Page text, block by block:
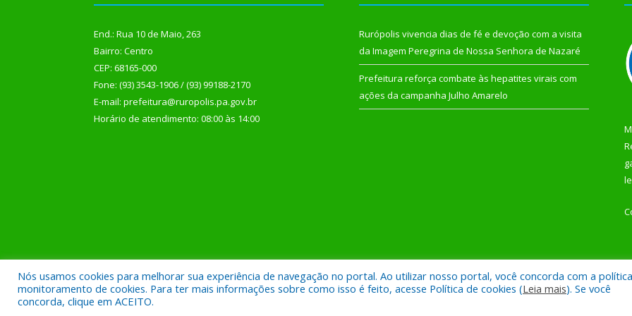
End.: Rua 10 de Maio, 263
Bairro: Centro
CEP: 68165-000
Fone: (93) 3543-1906 / (93) 99188-2170
E-mail: prefeitura@ruropolis.pa.gov.br
Horário de atendimento: 08:00 às 14:00
Rurópolis vivencia dias de fé e devoção com a visita
da Imagem Peregrina de Nossa Senhora de Nazaré
Prefeitura reforça combate às hepatites virais com
ações da campanha Julho Amarelo
Todos os direitos reservados a Prefeitura Municipal de Rurópolis. Mapa do
Nós usamos cookies para melhorar sua experiência de navegação no portal. Ao utilizar nosso portal, você concorda com a
monitoramento de cookies. Para ter mais informações sobre como isso é feito, acesse Política de cookies (Leia mais). Se você
concorda, clique em ACEITO.